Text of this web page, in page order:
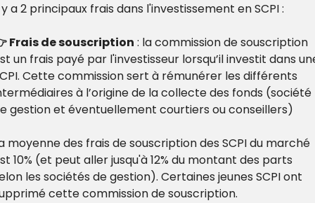
a 2 principaux frais dans l'investissement en SCPI :
Frais de souscription : la commission de souscription
un frais payé par l'investisseur lorsqu’il investit dans
Cette commission sert à rémunérer les différents
à l’origine de la collecte des fonds (société
gestion et éventuellement courtiers ou conseillers)
moyenne des frais de souscription des SCPI du marché
10% (et peut aller jusqu'à 12% du montant des parts
les sociétés de gestion). Certaines jeunes SCPI ont
cette commission de souscription.